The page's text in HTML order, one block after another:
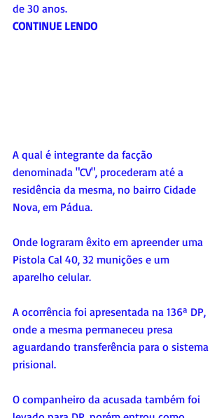
de 30 anos.
CONTINUE LENDO
A qual é integrante da facção
denominada "CV", procederam até a
residência da mesma, no bairro Cidade
Nova, em Pádua.
Onde lograram êxito em apreender uma
Pistola Cal 40, 32 munições e um
aparelho celular.
A ocorrência foi apresentada na 136ª DP,
onde a mesma permaneceu presa
aguardando transferência para o sistema
prisional.
O companheiro da acusada também foi